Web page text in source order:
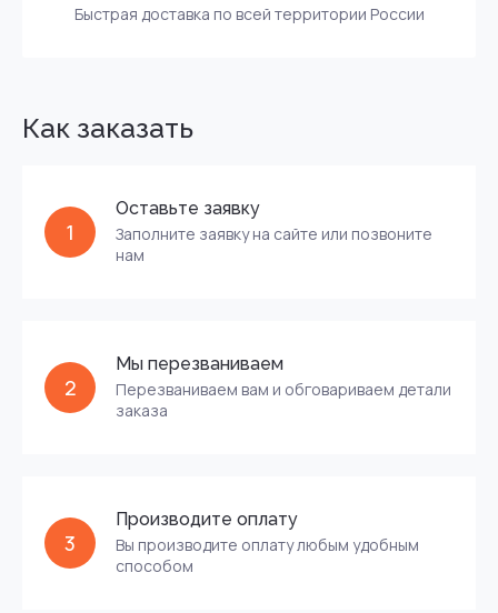
Быстрая доставка по всей территории России
Как заказать
1
Оставьте заявку
Заполните заявку на сайте или позвоните
нам
2
Мы перезваниваем
Перезваниваем вам и обговариваем детали
заказа
3
Производите оплату
Вы производите оплату любым удобным
способом